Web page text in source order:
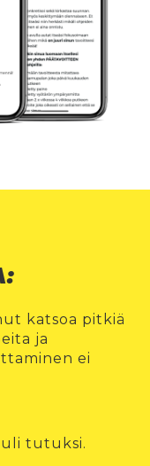
katsoa pitkiä
ja
ei
tutuksi.